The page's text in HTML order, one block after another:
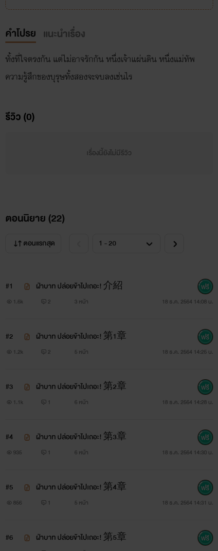
คำโปรย แนะนำเรื่อง
ทั้งที่ใจตรงกัน แต่ไม่อาจรักกัน หนึ่งเจ้าแผ่นดิน หนึ่งแม่ทัพ
ความรู้สึกของบุรุษทั้งสองจะจบลงเช่นไร
รีวิว (0)
เรื่องนี้ยังไม่มีรีวิว
ตอนนิยาย (22)
ตอนแรกสุด
#1 ฝ่าบาท ปล่อยข้าไปเถอะ! 介紹
1.6k 2 3 หน้า 18 ธ.ค. 2564 14:08 น.
#2 ฝ่าบาท ปล่อยข้าไปเถอะ! 第1章
1.2k 2 5 หน้า 18 ธ.ค. 2564 14:25 น.
#3 ฝ่าบาท ปล่อยข้าไปเถอะ! 第2章
1.1k 1 6 หน้า 18 ธ.ค. 2564 14:28 น.
#4 ฝ่าบาท ปล่อยข้าไปเถอะ! 第3章
935 1 6 หน้า 18 ธ.ค. 2564 14:30 น.
#5 ฝ่าบาท ปล่อยข้าไปเถอะ! 第4章
856 1 5 หน้า 18 ธ.ค. 2564 14:31 น.
#6 ฝ่าบาท ปล่อยข้าไปเถอะ! 第5章